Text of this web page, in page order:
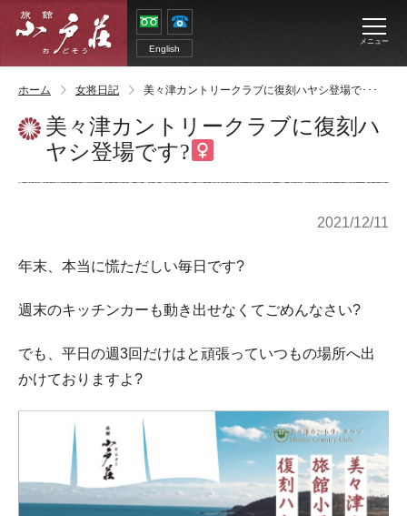
English
メニュー
ホーム 女将日記 美々津カントリークラブに復刻ハヤシ登場で･･･
美々津カントリークラブに復刻ハ
ヤシ登場です?‍
2021/12/11
年末、本当に慌ただしい毎日です?
週末のキッチンカーも動き出せなくてごめんなさい?
でも、平日の週3回だけはと頑張っていつもの場所へ出
かけておりますよ?